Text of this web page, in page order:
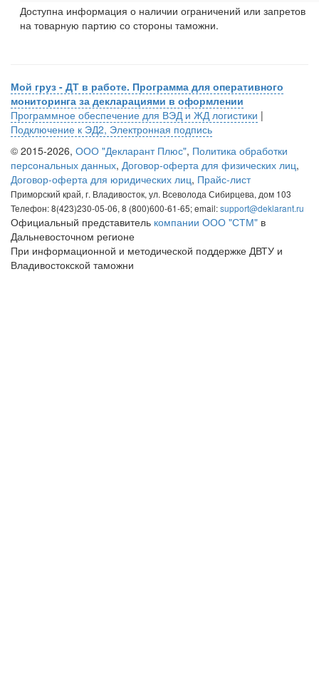
Доступна информация о наличии ограничений или запретов
на товарную партию со стороны таможни.
Мой груз - ДТ в работе. Программа для оперативного
мониторинга за декларациями в оформлении
Программное обеспечение для ВЭД и ЖД логистики |
Подключение к ЭД2, Электронная подпись
© 2015-2026, ООО "Декларант Плюс", Политика обработки
персональных данных, Договор-оферта для физических лиц,
Договор-оферта для юридических лиц, Прайс-лист
Приморский край, г. Владивосток, ул. Всеволода Сибирцева, дом 103
Телефон: 8(423)230-05-06, 8 (800)600-61-65; email:support@deklarant.ru
Официальный представитель компании ООО "СТМ" в
Дальневосточном регионе
При информационной и методической поддержке ДВТУ и
Владивостокской таможни